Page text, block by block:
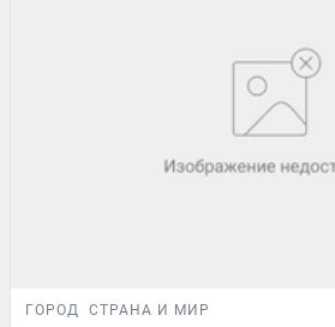
ГОРОД СТРАНА И МИР